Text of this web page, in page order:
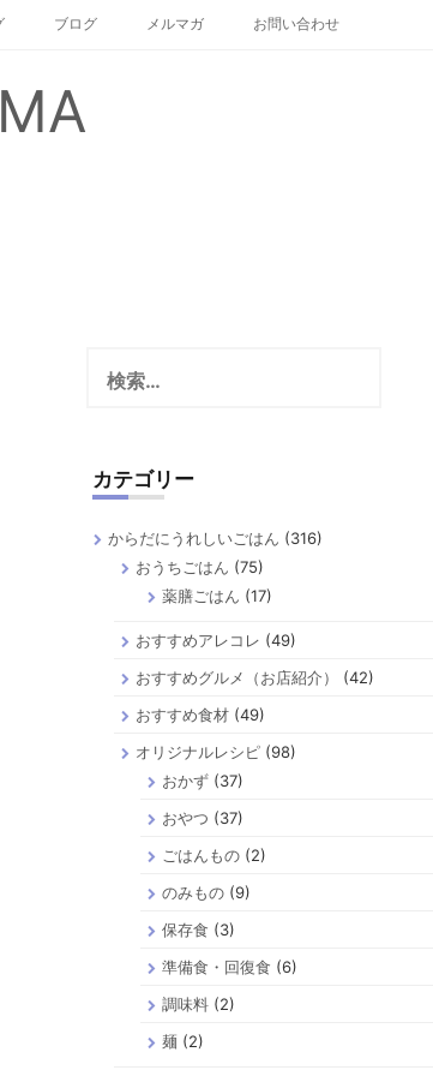
ブログ メルマガ お問い合わせ
索:
カテゴリー
からだにうれしいごはん (316)
おうちごはん (75)
薬膳ごはん (17)
おすすめアレコレ (49)
おすすめグルメ（お店紹介）
(42)
おすすめ食材(49)
オリジナルレシピ(98)
おかず(37)
おやつ (37)
ごはんもの(2)
のみもの(9)
保存食 (3)
準備食・回復食 (6)
調味料(2)
麺 (2)